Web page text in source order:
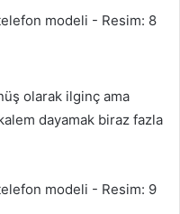
olarak ilginç ama
dayamak biraz fazla